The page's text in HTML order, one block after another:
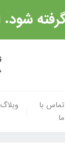
تماس با
ما
وبلاگ